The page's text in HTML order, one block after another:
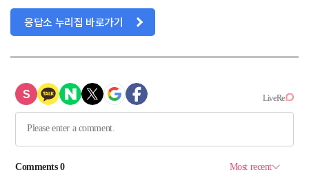
응답소 누리집 바로가기